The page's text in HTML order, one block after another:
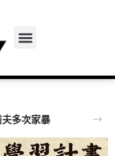
多次家暴